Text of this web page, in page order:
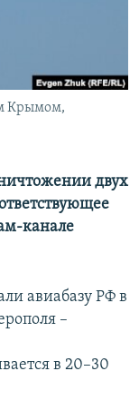
Крымом,
двух
канале
авиабазу РФ в
–
в 20–30